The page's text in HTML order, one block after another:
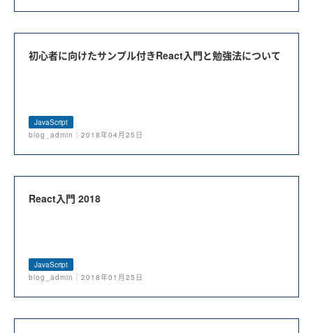
初心者に向けたサンプル付きReact入門と勉強法について
JavaScript
blog_admin｜2018年04月25日
React入門 2018
JavaScript
blog_admin｜2018年01月25日